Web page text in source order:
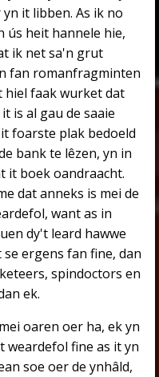
it libben. As ik no
ús heit hannele hie,
ik net sa'n grut
fan romanfragminten
hiel faak wurket dat
is al gau de saaie
foarste plak bedoeld
bank te lêzen, yn in
it boek oandraacht.
dat anneks is mei de
want as in
dy't leard hawwe
ergens fan fine, dan
spindoctors en
ek.
oaren oer ha, ek yn
weardefol fine as it yn
soe oer de ynhâld,